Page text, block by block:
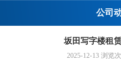
公司
坂田写字楼租
2025-12-13浏览次